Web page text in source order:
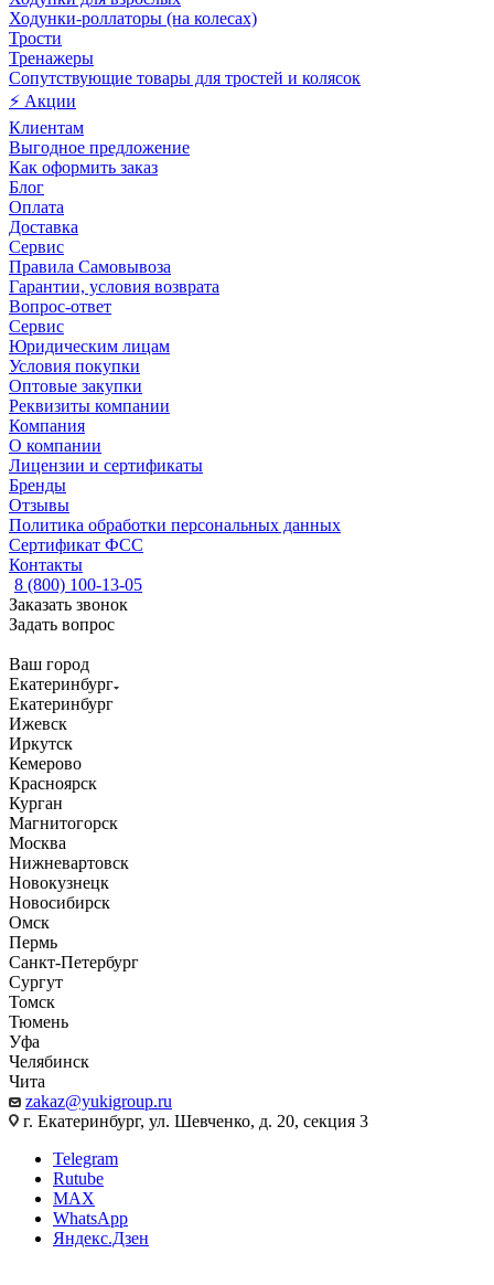
Ходунки-роллаторы (на колесах)
Трости
Тренажеры
Сопутствующие товары для тростей и колясок
⚡ Акции
Клиентам
Выгодное предложение
Как оформить заказ
Блог
Оплата
Доставка
Сервис
Правила Самовывоза
Гарантии, условия возврата
Вопрос-ответ
Сервис
Юридическим лицам
Условия покупки
Оптовые закупки
Реквизиты компании
Компания
О компании
Лицензии и сертификаты
Бренды
Отзывы
Политика обработки персональных данных
Сертификат ФСС
Контакты
8 (800) 100-13-05
Заказать звонок
Задать вопрос
Ваш город
Екатеринбург
Екатеринбург
Ижевск
Иркутск
Кемерово
Красноярск
Курган
Магнитогорск
Москва
Нижневартовск
Новокузнецк
Новосибирск
Омск
Пермь
Санкт-Петербург
Сургут
Томск
Тюмень
Уфа
Челябинск
Чита
zakaz@yukigroup.ru
г. Екатеринбург, ул. Шевченко, д. 20, секция 3
Telegram
Rutube
MAX
WhatsApp
Яндекс.Дзен